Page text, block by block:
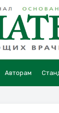
Авторам